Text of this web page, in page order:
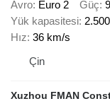
Avro Euro 2 Güç
Yük kapasitesi
Hız 36 km/s
Çin